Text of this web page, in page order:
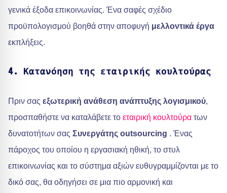
γενικά έξοδα επικοινωνίας. Ένα σαφές σχέδιο
προϋπολογισμού βοηθά στην αποφυγή μελλοντικά έργα
εκπλήξεις.
4. Κατανόηση της εταιρικής κουλτούρας
Πριν σας εξωτερική ανάθεση ανάπτυξης λογισμικού,
προσπαθήστε να καταλάβετε το εταιρική κουλτούρα των
δυνατοτήτων σας Συνεργάτης outsourcing . Ένας
πάροχος του οποίου η εργασιακή ηθική, το στυλ
επικοινωνίας και το σύστημα αξιών ευθυγραμμίζονται με το
δικό σας, θα οδηγήσει σε μια πιο αρμονική και